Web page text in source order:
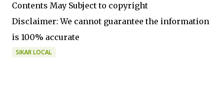
Contents May Subject to copyright
Disclaimer: We cannot guarantee the information
is 100% accurate
SIKAR LOCAL